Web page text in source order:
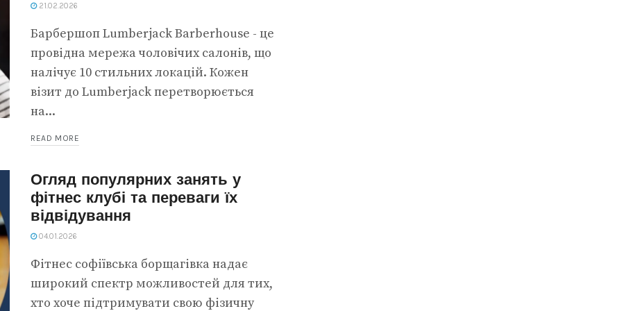
21.02.2026
Барбершоп Lumberjack Barberhouse - це
провідна мережа чоловічих салонів, що
налічує 10 стильних локацій. Кожен
візит до Lumberjack перетворюється
на...
READ MORE
Огляд популярних занять у
фітнес клубі та переваги їх
відвідування
04.01.2026
Фітнес софіївська борщагівка надає
широкий спектр можливостей для тих,
хто хоче підтримувати свою фізичну